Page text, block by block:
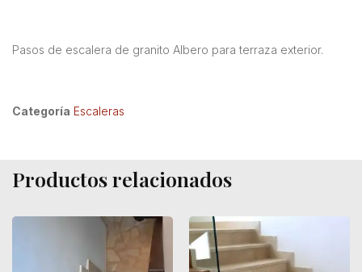
Pasos de escalera de granito Albero para terraza exterior.
Categoría Escaleras
Productos relacionados